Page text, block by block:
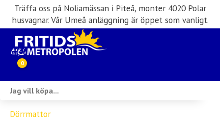
Träffa oss på Noliamässan i Piteå, monter 4020 Polar
husvagnar. Vår Umeå anläggning är öppet som vanligt.
0
Dörrmattor